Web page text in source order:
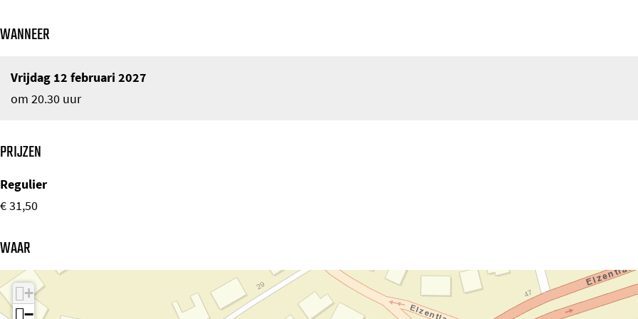
WANNEER
Vrijdag 12 februari 2027
om 20.30 uur
PRIJZEN
Regulier
€ 31,50
WAAR
+
−